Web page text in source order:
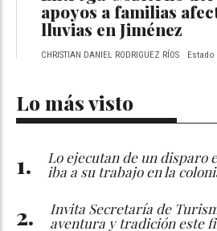
apoyos a familias
lluvias en Jiménez
CHRISTIAN DANIEL RODRIGUEZ RÍOS Estado
Lo más visto
Lo ejecutan de un disparo
iba a su trabajo en la
Invita Secretaría de
aventura y tradición este